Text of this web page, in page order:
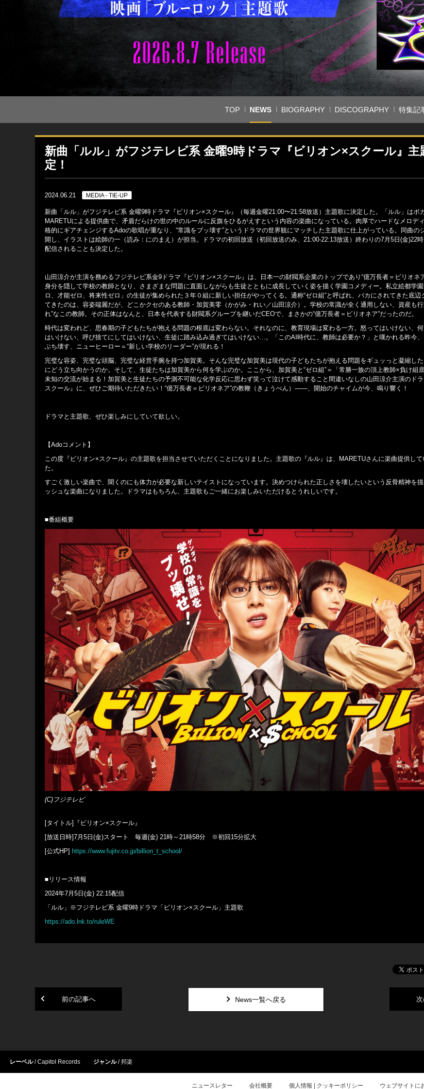
TOP NEWS BIOGRAPHY DISCOGRAPHY 特集記
新曲「ルル」がフジテレビ系 金曜9時ドラマ『ビリオン×スクール』主
定！
2024.06.21 MEDIA - TIE-UP
新曲「ルル」がフジテレビ系 金曜9時ドラマ『ビリオン×スクール』（毎週金曜21:00〜21:58放送）主題歌に決定した。「ルル」はボ
MARETUによる提供曲で、矛盾だらけの世の中のルールに反旗をひるがえすという内容の楽曲になっている。肉厚でハードなメロデ
格的にギアチェンジするAdoの歌唱が重なり、“常識をブッ壊す”というドラマの世界観にマッチした主題歌に仕上がっている。同曲の
開し、イラストは絵師の一（読み：にのまえ）が担当。ドラマの初回放送（初回放送のみ、21:00-22:13放送）終わりの7月5日(金)22
配信されることも決定した。
山田涼介が主演を務めるフジテレビ系金9ドラマ『ビリオン×スクール』は、日本一の財閥系企業のトップであり“億万長者＝ビリオネア
身分を隠して学校の教師となり、さまざまな問題に直面しながらも生徒とともに成長していく姿を描く学園コメディー。私立絵都学
ロ、才能ゼロ、将来性ゼロ」の生徒が集められた３年０組に新しい担任がやってくる。通称“ゼロ組”と呼ばれ、バカにされてきた底辺
てきたのは、容姿端麗だが、どこかクセのある教師・加賀美零（かがみ・れい／山田涼介）。学校の常識が全く通用しない、資産も
れ”なこの教師。その正体はなんと、日本を代表する財閥系グループを継いだCEOで、まさかの“億万長者＝ビリオネア”だったのだ。
時代は変われど、思春期の子どもたちが抱える問題の根底は変わらない。それなのに、教育現場は変わる一方。怒ってはいけない、
はいけない、呼び捨てにしてはいけない、生徒に踏み込み過ぎてはいけない…。「このAI時代に、教師は必要か？」と嘆かれる昨今
ぶち壊す、ニューヒーロー＝“新しい学校のリーダー”が現れる！
完璧な容姿、完璧な頭脳、完璧な経営手腕を持つ加賀美。そんな完璧な加賀美は現代の子どもたちが抱える問題をギュッっと凝縮し
にどう立ち向かうのか。そして、生徒たちは加賀美から何を学ぶのか。ここから、加賀美と“ゼロ組”＝「常勝一族の頂上教師×負け組
未知の交流が始まる！加賀美と生徒たちの予測不可能な化学反応に思わず笑って泣けて感動すること間違いなしの山田涼介主演のド
スクール』に、ぜひご期待いただきたい！“億万長者＝ビリオネア”の教鞭（きょうべん）――、開始のチャイムが今、鳴り響く！
ドラマと主題歌、ぜひ楽しみにしていて欲しい。
【Adoコメント】
この度『ビリオン×スクール』の主題歌を担当させていただくことになりました。主題歌の『ルル』は、MARETUさんに楽曲提供して
た。
すごく激しい楽曲で、聞くのにも体力が必要な新しいテイストになっています。決めつけられた正しさを壊したいという反骨精神を
ッシュな楽曲になりました。ドラマはもちろん、主題歌もご一緒にお楽しみいただけるとうれしいです。
■番組概要
(C)フジテレビ
[タイトル]『ビリオン×スクール』
[放送日時]7月5日(金)スタート 毎週(金) 21時～21時58分 ※初回15分拡大
[公式HP] https://www.fujitv.co.jp/billion_t_school/
■リリース情報
2024年7月5日(金) 22:15配信
「ルル」※フジテレビ系 金曜9時ドラマ「ビリオン×スクール」主題歌
https://ado.lnk.to/ruleWE
前の記事へ News一覧へ戻る
レーベル Capitol Records ジャンル 邦楽
ニュースレター 会社概要 個人情報 | クッキーポリシー ウェブサイトに